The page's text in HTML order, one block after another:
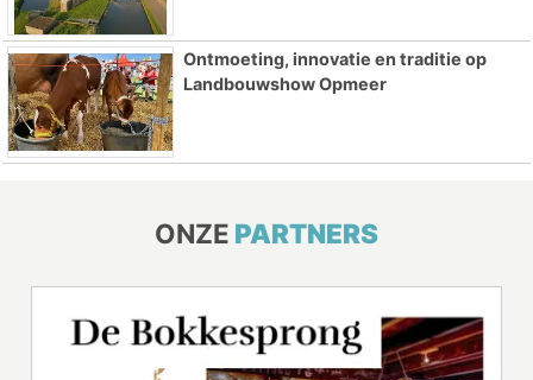
Ontmoeting, innovatie en traditie op
Landbouwshow Opmeer
ONZE PARTNERS